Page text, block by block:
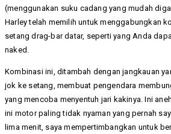
(menggunakan suku cadang yang mudah
Harley telah memilih untuk menggabungkan
setang drag-bar datar, seperti yang Anda
naked.
Kombinasi ini, ditambah dengan jangkauan
jok ke setang, membuat pengendara
yang mencoba menyentuh jari kakinya. Ini
ini motor paling tidak nyaman yang pernah
lima menit, saya mempertimbangkan untuk